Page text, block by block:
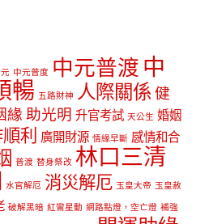
中元普度 中元普渡 中
暢 五路財神 人際關係 健
緣 助光明 升官考試 天公生 婚姻
利 廣開財源 情緣早斷 感情和合
普渡 替身祭改 林口三清
水官解厄 消災解厄 玉皇大帝 玉皇赦
破解黑暗 紅鸞星動 網路點燈，空亡燈 補強